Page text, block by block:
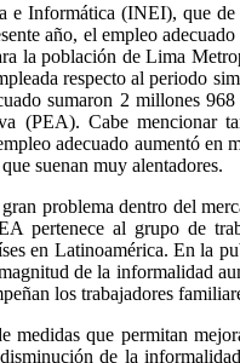
e Informática (INEI), que
año, el empleo
la población de Lima
respecto al periodo
sumaron 2 millones
(PEA). Cabe mencionar
adecuado aumentó en
suenan muy alentadores.
problema dentro del
pertenece al grupo de
en Latinoamérica. En la
de la informalidad
los trabajadores
medidas que permitan
de la